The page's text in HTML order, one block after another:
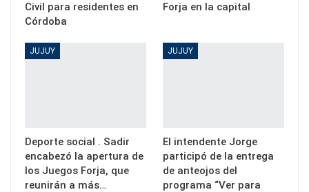
Civil para residentes en
Córdoba
Forja en la capital
JUJUY
Deporte social . Sadir
encabezó la apertura de
los Juegos Forja, que
reunirán a más…
JUJUY
El intendente Jorge
participó de la entrega
de anteojos del
programa “Ver para